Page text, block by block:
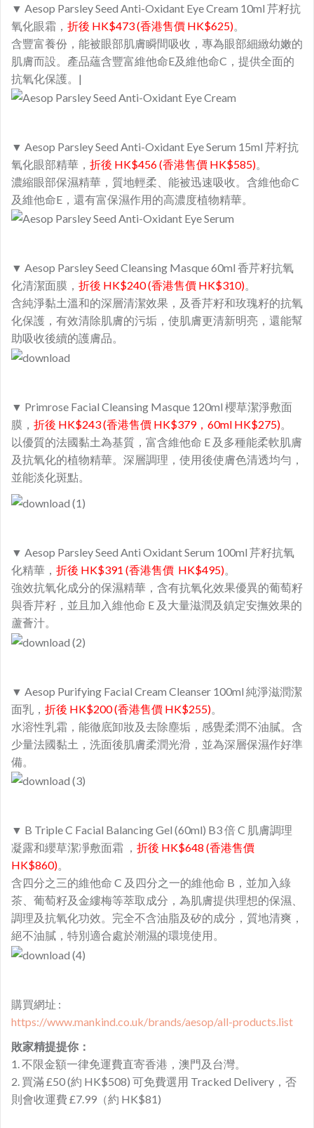
▼ Aesop Parsley Seed Anti-Oxidant Eye Cream 10ml 芹籽抗
氧化眼霜， 折後 HK$473 (香港售價 HK$625)
含豐富養份，能被眼部肌膚瞬間吸收，專為眼部細緻幼嫩的
肌膚而設。產品蘊含豐富維他命E及維他命C，提供全面的
抗氧化保護。|
▼ Aesop Parsley Seed Anti-Oxidant Eye Serum 15ml 芹籽抗
氧化眼部精華， 折後 HK$456 (香港售價 HK$585)。
濃縮眼部保濕精華，質地輕柔、能被迅速吸收。含維他命C
及維他命E，還有富保濕作用的高濃度植物精華。
▼ Aesop Parsley Seed Cleansing Masque 60ml 香芹籽抗氧
化清潔面膜， 折後 HK$240 (香港售價 HK$310)。
含​純淨黏土溫和的深層清潔效果，及香芹籽和玫瑰籽的抗氧
化保護，有效清除肌膚的污垢，使肌膚更清新明亮，還能幫
助吸收後續的護膚品。
▼ Primrose Facial Cleansing Masque 120ml 櫻草潔淨敷面
膜， 折後 HK$243 (香港售價 HK$379，60ml HK$275)。
以優質的法國黏土為基質，富含維他命 E 及多種能柔軟肌膚
及抗氧化的植物精華。深層調理，使用後使膚色清透均勻，
並能淡化斑點。
▼ Aesop Parsley Seed Anti Oxidant Serum 100ml 芹籽抗氧
化精華， 折後 HK$391 (香港售價 HK$495)。
強效抗氧化成分的保濕精華，含有抗氧化效果優異的葡萄籽
與香芹籽，並且加入維他命 E 及大量滋潤及鎮定安撫效果的
蘆薈汁。
▼ Aesop Purifying Facial Cream Cleanser 100ml 純淨滋潤潔
面乳， 折後 HK$200 (香港售價 HK$255)。
水溶性乳霜，能徹底卸妝及去除塵垢，感覺柔潤不油膩。含
少量法國黏土，洗面後肌膚柔潤光滑，並為深層保濕作好準
備。
▼ B Triple C Facial Balancing Gel (60ml) B3 倍 C 肌膚調理
凝露和纓草潔凈敷面霜 ， 折後 HK$648 (香港售價
HK$860)。
含四分之三的維他命 C 及四分之一的維他命 B，並加入綠
茶、葡萄籽及金縷梅等萃取成分，為肌膚提供理想的保濕、
調理及抗氧化功效。完全不含油脂及矽的成分，質地清爽，
絕不油膩，特別適合處於潮濕的環境使用。
購買網址 :
https://www.mankind.co.uk/brands/aesop/all-products.list
敗家精提提你：
1. 不限金額一律免運費直寄香港，澳門及台灣。
2. 買滿 £50 (約 HK$508) 可免費選用 Tracked Delivery，否
則會收運費 £7.99（約 HK$81)